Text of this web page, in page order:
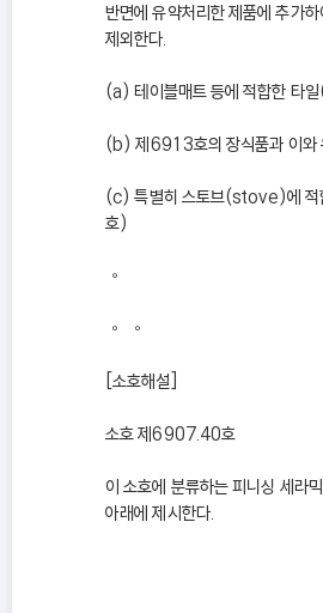
반면에 유약처리한 제품에 추가
제외한다.
(a) 테이블매트 등에 적합한
(b) 제6913호의 장식품과 이와
(c) 특별히 스토브(stove)에
호)
◦
◦ ◦
[소호해설]
소호 제6907.40호
이 소호에 분류하는 피니싱 세라
아래에 제시한다.